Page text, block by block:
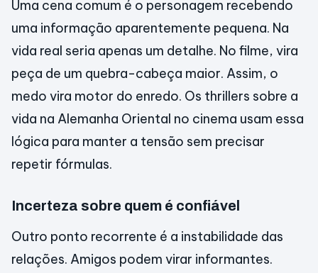
Uma cena comum é o personagem recebendo
uma informação aparentemente pequena. Na
vida real seria apenas um detalhe. No filme, vira
peça de um quebra-cabeça maior. Assim, o
medo vira motor do enredo. Os thrillers sobre a
vida na Alemanha Oriental no cinema usam essa
lógica para manter a tensão sem precisar
repetir fórmulas.
Incerteza sobre quem é confiável
Outro ponto recorrente é a instabilidade das
relações. Amigos podem virar informantes.